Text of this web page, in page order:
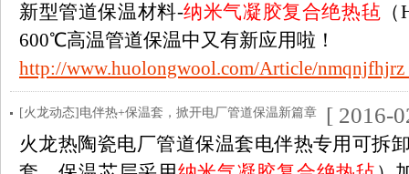
新型管道保温材料-纳米气凝胶复合绝热毡
600℃高温管道保温中又有新应用啦！
http://www.huolongwool.com/Article/
[火龙动态]电伴热+保温套，掀开电厂管道保温新篇章 [ 2016-
火龙热陶瓷电厂管道保温套电伴热专用可拆